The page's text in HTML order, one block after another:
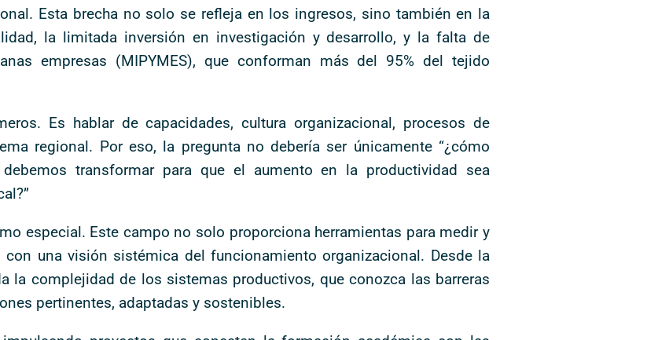
Esta brecha no solo se refleja en los ingresos, sino también en la
la limitada inversión en investigación y desarrollo, y la falta de
empresas (MIPYMES), que conforman más del 95% del tejido
Es hablar de capacidades, cultura organizacional, procesos de
regional. Por eso, la pregunta no debería ser únicamente “¿cómo
transformar para que el aumento en la productividad sea
especial. Este campo no solo proporciona herramientas para medir y
una visión sistémica del funcionamiento organizacional. Desde la
la complejidad de los sistemas productivos, que conozca las barreras
pertinentes, adaptadas y sostenibles.